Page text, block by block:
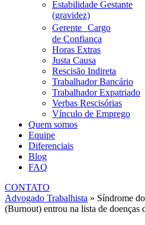
Estabilidade Gestante
(gravidez)
Gerente Cargo
de Confiança
Horas Extras
Justa Causa
Rescisão Indireta
Trabalhador Bancário
Trabalhador Expatriado
Verbas Rescisórias
Vínculo de Emprego
Quem somos
Equipe
Diferenciais
Blog
FAQ
CONTATO
Advogado Trabalhista » Síndrome
(Burnout) entrou na lista de doenças